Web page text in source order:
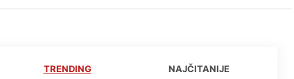
TRENDING NAJČITANIJE